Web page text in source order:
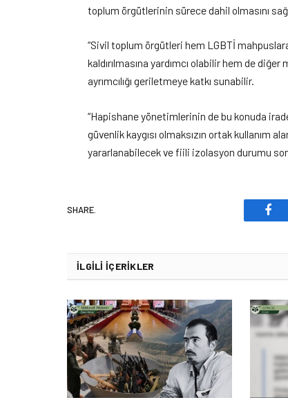
toplum örgütlerinin sürece dahil olmasını
“Sivil toplum örgütleri hem LGBTİ
kaldırılmasına yardımcı olabilir hem de
ayrımcılığı geriletmeye katkı sunabilir.
“Hapishane yönetimlerinin de bu konuda
güvenlik kaygısı olmaksızın ortak kullanım
yararlanabilecek ve fiili izolasyon durumu
SHARE.
İLGILI İÇERIKLER